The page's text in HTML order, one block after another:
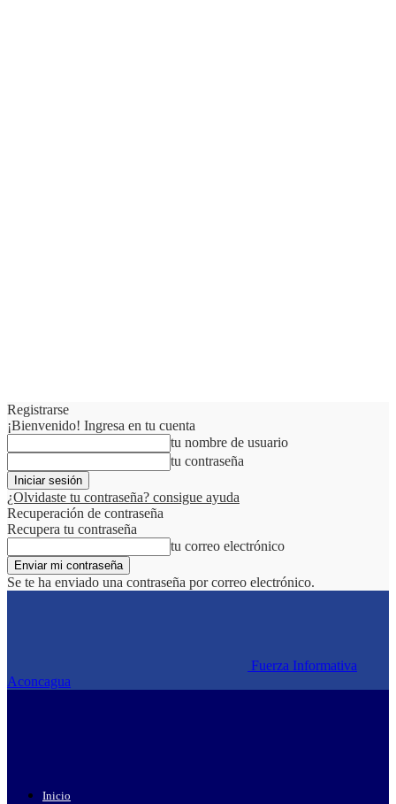
Registrarse
¡Bienvenido! Ingresa en tu cuenta
tu nombre de usuario
tu contraseña
¿Olvidaste tu contraseña? consigue ayuda
Recuperación de contraseña
Recupera tu contraseña
tu correo electrónico
Se te ha enviado una contraseña por correo electrónico.
Fuerza Informativa
Aconcagua
Inicio